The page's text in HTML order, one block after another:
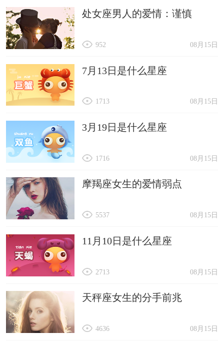
处女座男人的爱情：谨慎
08月15日
952
7月13日是什么星座
08月15日
1713
3月19日是什么星座
08月15日
1716
摩羯座女生的爱情弱点
08月15日
5537
11月10日是什么星座
08月15日
2713
天秤座女生的分手前兆
08月15日
4636